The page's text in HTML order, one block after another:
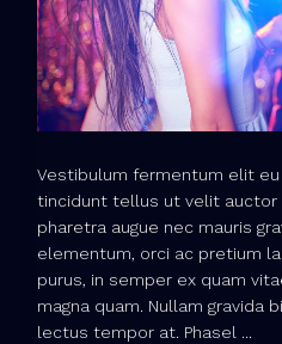
Vestibulum fermentum elit
tincidunt tellus ut velit auctor
pharetra augue nec mauris
elementum, orci ac pretium
purus, in semper ex quam
magna quam. Nullam gravida
lectus tempor at. Phasel ...